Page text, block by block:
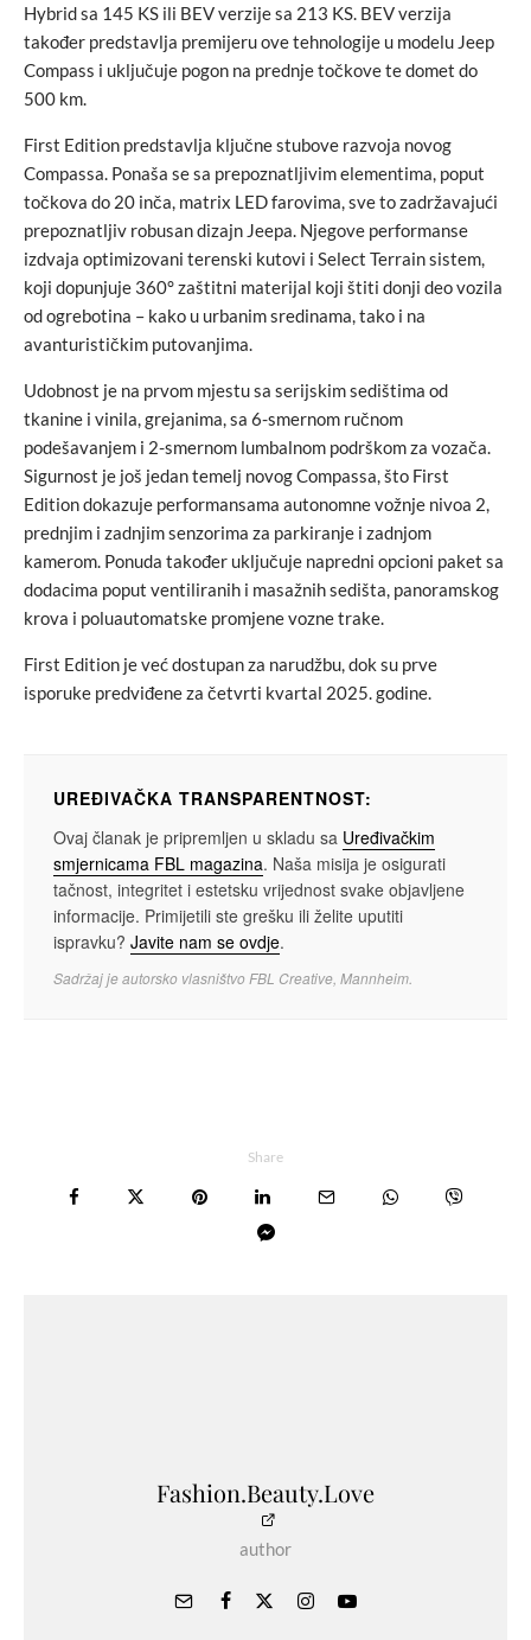
Hybrid sa 145 KS ili BEV verzije sa 213 KS. BEV verzija
također predstavlja premijeru ove tehnologije u modelu Jeep
Compass i uključuje pogon na prednje točkove te domet do
500 km.
First Edition predstavlja ključne stubove razvoja novog
Compassa. Ponaša se sa prepoznatljivim elementima, poput
točkova do 20 inča, matrix LED farovima, sve to zadržavajući
prepoznatljiv robusan dizajn Jeepa. Njegove performanse
izdvaja optimizovani terenski kutovi i Select Terrain sistem,
koji dopunjuje 360° zaštitni materijal koji štiti donji deo vozila
od ogrebotina – kako u urbanim sredinama, tako i na
avanturističkim putovanjima.
Udobnost je na prvom mjestu sa serijskim sedištima od
tkanine i vinila, grejanima, sa 6-smernom ručnom
podešavanjem i 2-smernom lumbalnom podrškom za vozača.
Sigurnost je još jedan temelj novog Compassa, što First
Edition dokazuje performansama autonomne vožnje nivoa 2,
prednjim i zadnjim senzorima za parkiranje i zadnjom
kamerom. Ponuda također uključuje napredni opcioni paket sa
dodacima poput ventiliranih i masažnih sedišta, panoramskog
krova i poluautomatske promjene vozne trake.
First Edition je već dostupan za narudžbu, dok su prve
isporuke predviđene za četvrti kvartal 2025. godine.
UREĐIVAČKA TRANSPARENTNOST:
Ovaj članak je pripremljen u skladu sa Uređivačkim
smjernicama FBL magazina. Naša misija je osigurati
tačnost, integritet i estetsku vrijednost svake objavljene
informacije. Primijetili ste grešku ili želite uputiti
ispravku? Javite nam se ovdje.
Sadržaj je autorsko vlasništvo FBL Creative, Mannheim.
Share
Fashion.Beauty.Love
author